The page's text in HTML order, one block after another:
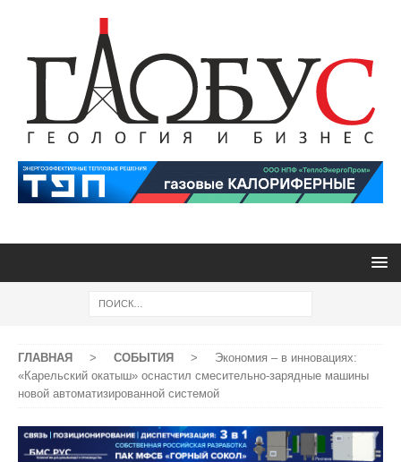
ГЛАВНАЯ > СОБЫТИЯ >
Экономия – в инновациях:
«Карельский окатыш» оснастил смесительно-зарядные машины
новой автоматизированной системой